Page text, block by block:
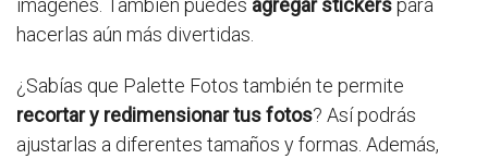
imágenes. También puedes agregar stickerspara
hacerlas aún más divertidas.
¿Sabías que Palette Fotos también te permite
recortar y redimensionar tus fotos? Así podrás
ajustarlas a diferentes tamaños y formas. Además,